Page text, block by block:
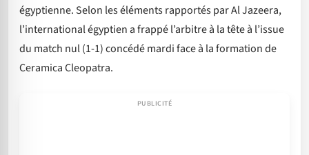
égyptienne. Selon les éléments rapportés par Al Jazeera,
l’international égyptien a frappé l’arbitre à la tête à l’issue
du match nul (1-1) concédé mardi face à la formation de
Ceramica Cleopatra.